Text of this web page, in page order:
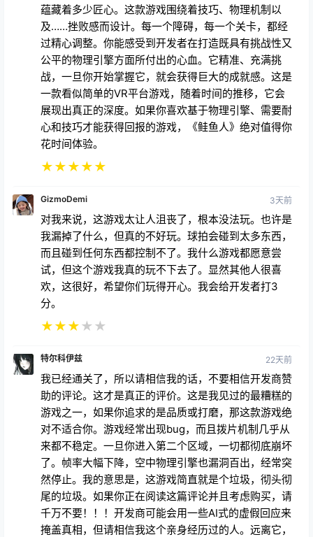
蕴藏着多少匠心。这款游戏围绕着技巧、物理机制以
及……挫败感而设计。每一个障碍，每一个关卡，都经
过精心调整。你能感受到开发者在打造既具有挑战性又
公平的物理引擎方面所付出的心血。它精准、充满挑
战，一旦你开始掌握它，就会获得巨大的成就感。这是
一款看似简单的VR平台游戏，随着时间的推移，它会
展现出真正的深度。如果你喜欢基于物理引擎、需要耐
心和技巧才能获得回报的游戏，《鲑鱼人》绝对值得你
花时间体验。
★★★★★
GizmoDemi 3天前
对我来说，这游戏太让人沮丧了，根本没法玩。也许是
我漏掉了什么，但真的不好玩。球拍会碰到太多东西，
而且碰到任何东西都控制不了。我什么游戏都愿意尝
试，但这个游戏我真的玩不下去了。显然其他人很喜
欢，这很好，希望你们玩得开心。我会给开发者打3
分。
★★★★ ★
特尔科伊兹 22天前
我已经通关了，所以请相信我的话，不要相信开发商赞
助的评论。这才是真正的评价。这是我见过的最糟糕的
游戏之一，如果你追求的是品质或打磨，那这款游戏绝
对不适合你。游戏经常出现bug，而且拨片机制几乎从
来都不稳定。一旦你进入第二个区域，一切都彻底崩坏
了。帧率大幅下降，空中物理引擎也漏洞百出，经常突
然停止。我的意思是，这游戏简直就是个垃圾，彻头彻
尾的垃圾。如果你正在阅读这篇评论并且考虑购买，请
千万不要！！！开发商可能会用一些AI式的虚假回应来
掩盖真相，但请相信我这个亲身经历过的人。远离它，